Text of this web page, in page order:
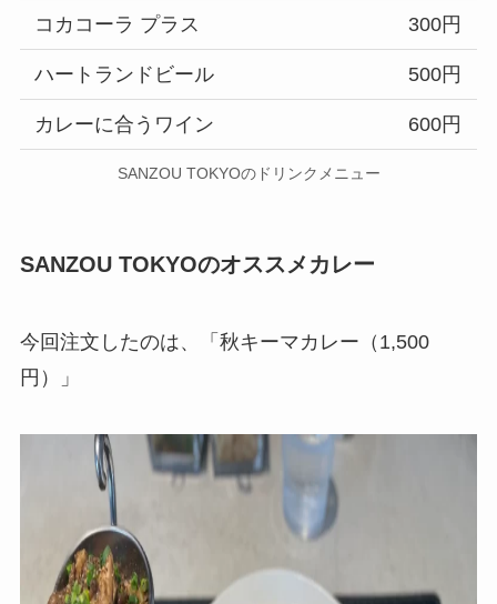
コカコーラ プラス 300円
ハートランドビール 500円
カレーに合うワイン 600円
SANZOU TOKYOのドリンクメニュー
SANZOU TOKYOのオススメカレー
今回注文したのは、「秋キーマカレー（1,500
円）」